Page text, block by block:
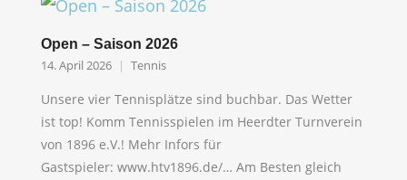
Open – Saison 2026
14. April 2026 Tennis
Unsere vier Tennisplätze sind buchbar. Das Wetter
ist top! Komm Tennisspielen im Heerdter Turnverein
von 1896 e.V.! Mehr Infors für
Gastspieler: www.htv1896.de/… Am Besten gleich